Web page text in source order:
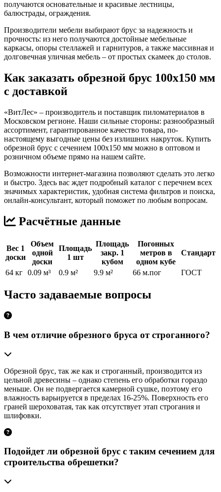
получаются основательные и красивые лестницы,
балюстрады, ограждения.
Производители мебели выбирают брус за надежность и
прочность: из него получаются достойные мебельные
каркасы, опоры стеллажей и гарнитуров, а также массивная и
долговечная уличная мебель – от простых скамеек до столов.
Как заказать обрезной брус 100х150 мм
с доставкой
«ВитЛес» – производитель и поставщик пиломатериалов в
Московском регионе. Наши сильные стороны: разнообразный
ассортимент, гарантированное качество товара, по-
настоящему выгодные цены без излишних накруток. Купить
обрезной брус с сечением 100х150 мм можно в оптовом и
розничном объеме прямо на нашем сайте.
Возможности интернет-магазина позволяют сделать это легко
и быстро. Здесь вас ждет подробный каталог с перечнем всех
значимых характеристик, удобная система фильтров и поиска,
онлайн-консультант, который поможет по любым вопросам.
Расчётные данные
Вес 1
доски
Объем
одной
доски
Площадь
1 шт
Площадь
закр. 1
кубом
Погонных
метров в
одном кубе
Стандарт
64 кг 0.09 м³ 0.9 м² 9.9 м² 66 м.пог ГОСТ
Часто задаваемые вопросы
В чем отличие обрезного бруса от строганного?
Обрезной брус, так же как и строганный, производится из
цельной древесины – однако степень его обработки гораздо
меньше. Он не подвергается камерной сушке, поэтому его
влажность варьируется в пределах 16-25%. Поверхность его
граней шероховатая, так как отсутствует этап строгания и
шлифовки.
Подойдет ли обрезной брус с таким сечением для
строительства обрешетки?